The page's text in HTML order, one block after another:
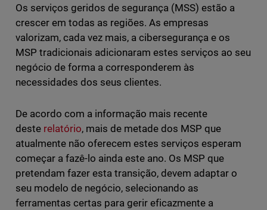
Os serviços geridos de segurança (MSS) estão a
crescer em todas as regiões. As empresas
valorizam, cada vez mais, a cibersegurança e os
MSP tradicionais adicionaram estes serviços ao seu
negócio de forma a corresponderem às
necessidades dos seus clientes.
De acordo com a informação mais recente
deste relatório, mais de metade dos MSP que
atualmente não oferecem estes serviços esperam
começar a fazê-lo ainda este ano. Os MSP que
pretendam fazer esta transição, devem adaptar o
seu modelo de negócio, selecionando as
ferramentas certas para gerir eficazmente a